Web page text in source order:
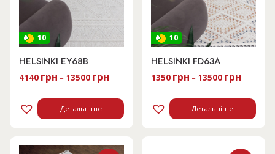
10
HELSINKI EY68B
4140 грн – 13500 грн
Детальніше
10
HELSINKI FD63A
1350 грн – 13500 грн
Детальніше